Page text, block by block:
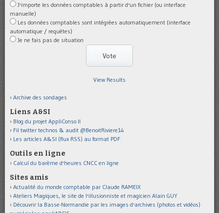
J'importe les données comptables à partir d'un fichier (ou interface
manuelle)
Les données comptables sont intégrées automatiquement (interface
automatique / requêtes)
Je ne fais pas de situation
View Results
Archive des sondages
Liens A&SI
Blog du projet AppliConso II
Fil twitter technos & audit @BenoitRiviere14
Les articles A&SI (flux RSS) au format PDF
Outils en ligne
Calcul du barème d'heures CNCC en ligne
Sites amis
Actualité du monde comptable par Claude RAMEIX
Ateliers Magiques, le site de l'illusionniste et magicien Alain GUY
Découvrir la Basse-Normandie par les images d'archives (photos et vidéos)